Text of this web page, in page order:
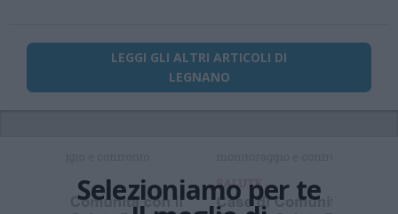
LEGGI GLI ALTRI ARTICOLI DI
LEGNANO
Selezioniamo per te